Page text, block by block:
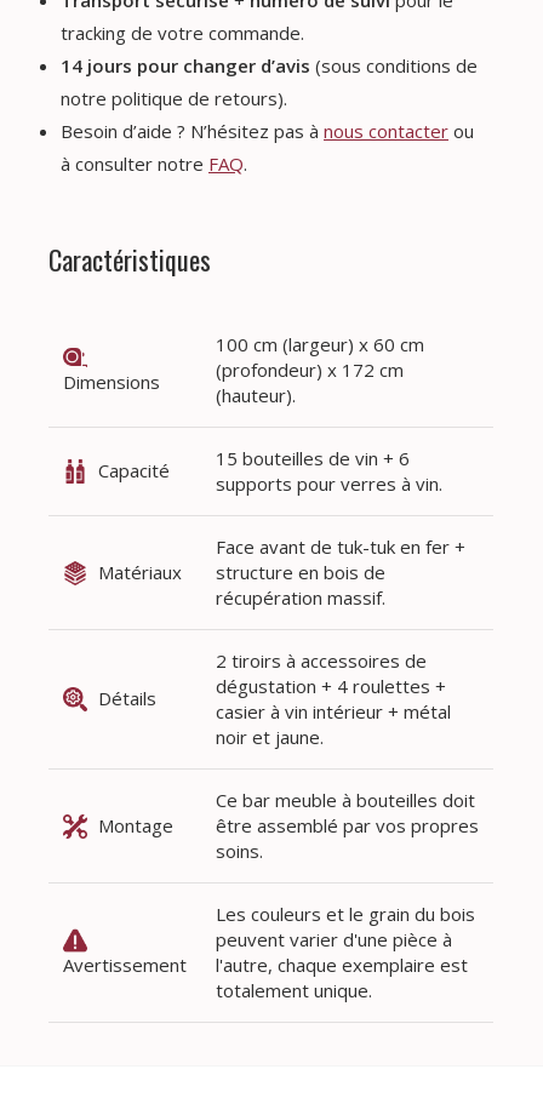
tracking de votre commande.
14 jours pour changer d’avis (sous conditions de
notre politique de retours).
Besoin d’aide ? N’hésitez pas à nous contacter ou
à consulter notre FAQ.
Caractéristiques
Dimensions
100 cm (largeur) x 60 cm
(profondeur) x 172 cm
(hauteur).
Capacité
15 bouteilles de vin + 6
supports pour verres à vin.
Matériaux
Face avant de tuk-tuk en fer +
structure en bois de
récupération massif.
Détails
2 tiroirs à accessoires de
dégustation + 4 roulettes +
casier à vin intérieur + métal
noir et jaune.
Montage
Ce bar meuble à bouteilles doit
être assemblé par vos propres
soins.
Avertissement
Les couleurs et le grain du bois
peuvent varier d'une pièce à
l'autre, chaque exemplaire est
totalement unique.